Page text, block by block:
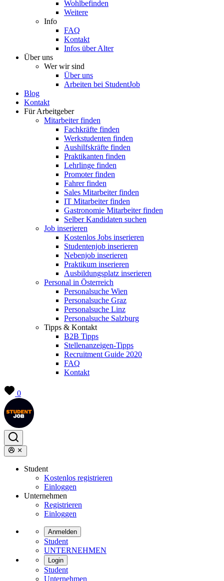
Wohlbefinden
Weitere
Info
FAQ
Kontakt
Infos über Alter
Über uns
Wer wir sind
Über uns
Arbeiten bei StudentJob
Blog
Kontakt
Für Arbeitgeber
Mitarbeiter finden
Fachkräfte finden
Werkstudenten finden
Aushilfskräfte finden
Praktikanten finden
Lehrlinge finden
Promoter finden
Fahrer finden
Sales Mitarbeiter finden
IT Mitarbeiter finden
Gastronomie Mitarbeiter finden
Selber Kandidaten suchen
Job inserieren
Kostenlos Jobs inserieren
Studentenjob inserieren
Nebenjob inserieren
Praktikum inserieren
Ausbildungsplatz inserieren
Personal in Österreich
Personalsuche Wien
Personalsuche Graz
Personalsuche Linz
Personalsuche Salzburg
Tipps & Kontakt
B2B Tipps
Stellenanzeigen-Tipps
Recruitment Guide 2020
FAQ
Kontakt
0
Student
Kostenlos registrieren
Einloggen
Unternehmen
Registrieren
Einloggen
Anmelden
Student
UNTERNEHMEN
Login
Student
Unternehmen